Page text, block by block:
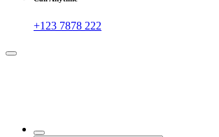
+123 7878 222